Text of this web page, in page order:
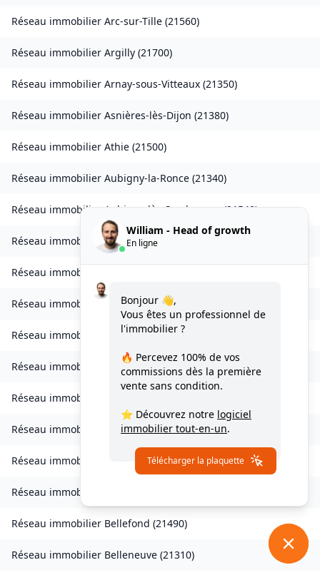
Réseau immobilier Arc-sur-Tille (21560)
Réseau immobilier Argilly (21700)
Réseau immobilier Arnay-sous-Vitteaux (21350)
Réseau immobilier Asnières-lès-Dijon (21380)
Réseau immobilier Athie (21500)
Réseau immobilier Aubigny-la-Ronce (21340)
Réseau immobilierAubigny-lès-Sombernon(21540)
Réseau immobilierAutricourt(
Réseau immobilier
Réseau immobilier Auxonne(21130
Réseau immobilier Avot (21580)
Réseau immobilier Balot(21330)
Réseau immobilier
Réseau immobilier Baulme-la-Roche(21410)
Réseau immobilier Beire-le-Châtel(21310)
Réseau immobilier
Réseau immobilier Bellefond (21490)
Réseau immobilier Belleneuve (21310)
William - Head of growth
En ligne
Bonjour 👋,
Vous êtes un professionnel de
l'immobilier ?
🔥 Percevez 100% de vos
commissions dès la première
vente sans condition.
⭐ Découvrez notre logiciel
immobilier tout-en-un.
Télécharger la plaquette